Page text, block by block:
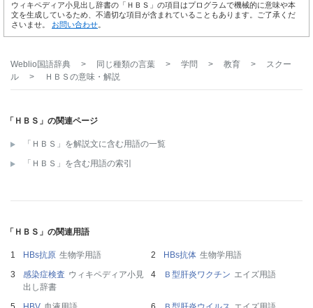
ウィキペディア小見出し辞書の「ＨＢＳ」の項目はプログラムで機械的に意味や本
文を生成しているため、不適切な項目が含まれていることもあります。ご了承くだ
さいませ。 お問い合わせ
Weblio国語辞典 > 同じ種類の言葉 > 学問 > 教育 >
スクー
ル
> ＨＢＳ の意味・解説
「ＨＢＳ」の関連ページ
「ＨＢＳ」を解説文に含む用語の一覧
「ＨＢＳ」を含む用語の索引
「ＨＢＳ」の関連用語
HBs抗原 生物学用語 HBs抗体 生物学用語
感染症検査 ウィキペディア小見
出し辞書
Ｂ型肝炎ワクチン エイズ用語